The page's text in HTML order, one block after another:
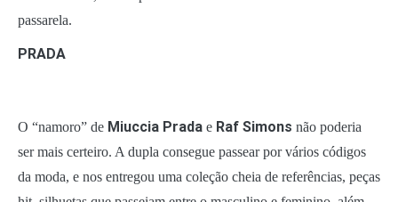
passarela.
PRADA
O “namoro” de Miuccia Prada e Raf Simons não poderia
ser mais certeiro. A dupla consegue passear por vários códigos
da moda, e nos entregou uma coleção cheia de referências, peças